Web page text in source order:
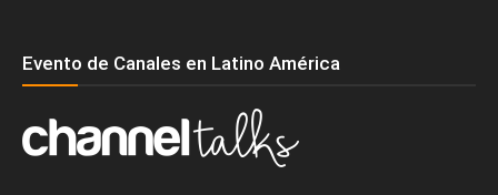
Evento de Canales en Latino América